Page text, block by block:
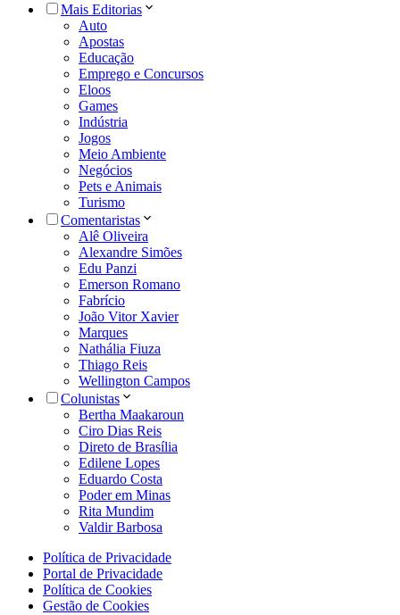
Mais Editorias
Auto
Apostas
Educação
Emprego e Concursos
Eloos
Games
Indústria
Jogos
Meio Ambiente
Negócios
Pets e Animais
Turismo
Comentaristas
Alê Oliveira
Alexandre Simões
Edu Panzi
Emerson Romano
Fabrício
João Vitor Xavier
Marques
Nathália Fiuza
Thiago Reis
Wellington Campos
Colunistas
Bertha Maakaroun
Ciro Dias Reis
Direto de Brasília
Edilene Lopes
Eduardo Costa
Poder em Minas
Rita Mundim
Valdir Barbosa
Política de Privacidade
Portal de Privacidade
Política de Cookies
Gestão de Cookies